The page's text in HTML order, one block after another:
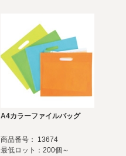
A4カラーファイルバッグ
商品番号： 13674
最低ロット：200個～